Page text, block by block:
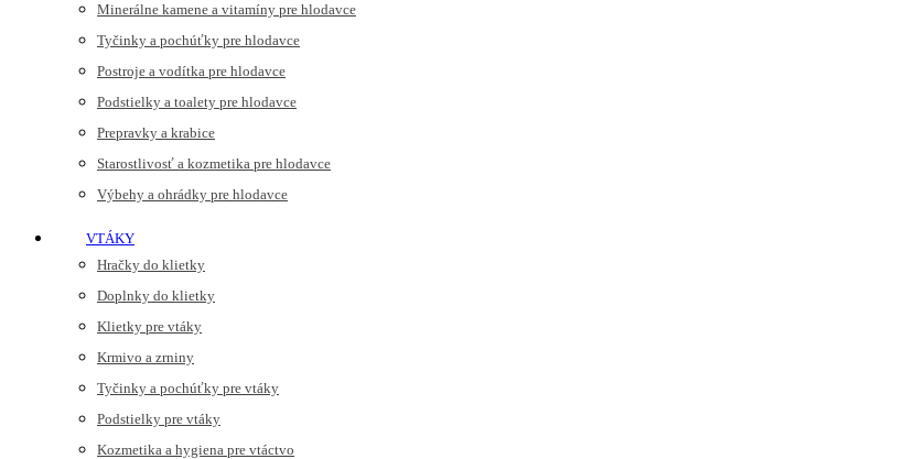
Minerálne kamene a vitamíny pre hlodavce
Tyčinky a pochúťky pre hlodavce
Postroje a vodítka pre hlodavce
Podstielky a toalety pre hlodavce
Prepravky a krabice
Starostlivosť a kozmetika pre hlodavce
Výbehy a ohrádky pre hlodavce
VTÁKY
Hračky do klietky
Doplnky do klietky
Klietky pre vtáky
Krmivo a zrniny
Tyčinky a pochúťky pre vtáky
Podstielky pre vtáky
Kozmetika a hygiena pre vtáctvo